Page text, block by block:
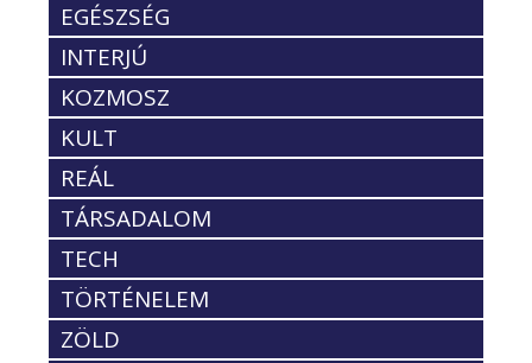
EGÉSZSÉG
INTERJÚ
KOZMOSZ
KULT
REÁL
TÁRSADALOM
TECH
TÖRTÉNELEM
ZÖLD